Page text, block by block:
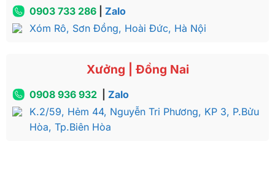
0903 733 286| Zalo
Xóm Rô, Sơn Đồng, Hoài Đức, Hà Nội
Xưởng | Đồng Nai
0908 936 932
Zalo
K.2/59, Hẻm 44, Nguyễn Tri Phương, KP 3, P.Bửu
Hòa, Tp.Biên Hòa